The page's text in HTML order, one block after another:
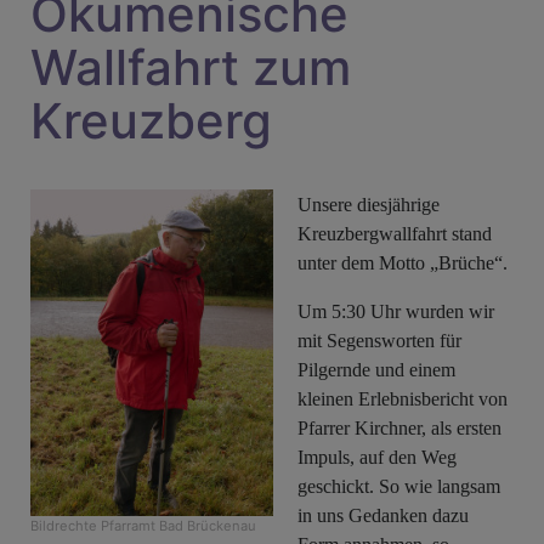
Ökumenische
Wallfahrt zum
Kreuzberg
Bildrechte Pfarramt Bad Brückenau
Unsere diesjährige
Kreuzbergwallfahrt stand
unter dem Motto „Brüche“.
Um 5:30 Uhr wurden wir
mit Segensworten für
Pilgernde und einem
kleinen Erlebnisbericht von
Pfarrer Kirchner, als ersten
Impuls, auf den Weg
geschickt. So wie langsam
in uns Gedanken dazu